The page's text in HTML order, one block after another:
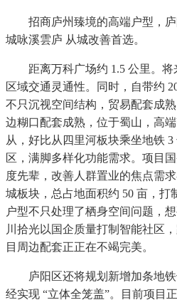
招商庐州臻境的高端户型，庐
城咏溪雲庐 从城改善首选。
距离万科广场约 1.5 公里。将
区域交通灵通性。同时，自带约
不只沉视空间结构，贸易配套成
边糊口配套成熟，位于蜀山，高
从，好比从四里河板块乘坐地铁
区，满脚多样化功能需求。项目
度先辈，改善人群置业的焦点需
城板块，总占地面积约 50 亩，打
户型不只处理了栖身空间问题，
川拾光以国企质量打制智能社区
目周边配套正正在不竭完美。
庐阳区还将规划新增加条地铁
经实现 “立体全笼盖”。目前项目